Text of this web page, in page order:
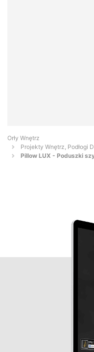
Orły Wnętrz
Projekty Wnętrz, Podłogi
Pillow LUX - Poduszki